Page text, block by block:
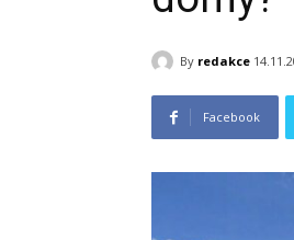
By redakce
Facebook